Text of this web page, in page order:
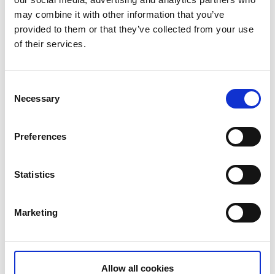
may combine it with other information that you’ve
provided to them or that they’ve collected from your use
of their services.
Selection
Necessary
Preferences
Statistics
Marketing
Allow all cookies
Kontakta Restaurang Bryggan
Hökensås Golfklubb och Restaurang
Max antal: cirka 60 personer
Fullständiga rättigheter
Framkomlighet för rullstol: Två trappsteg upp (om
man kan gå själv) om person är rullstolsburen –
kontakta golfklubben före besök för mer